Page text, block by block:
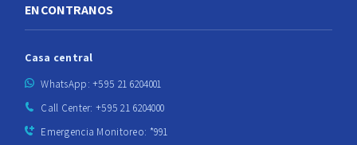
ENCONTRANOS
Casa central
WhatsApp: +595 21 6204001
Call Center: +595 21 6204000
Emergencia Monitoreo: *991